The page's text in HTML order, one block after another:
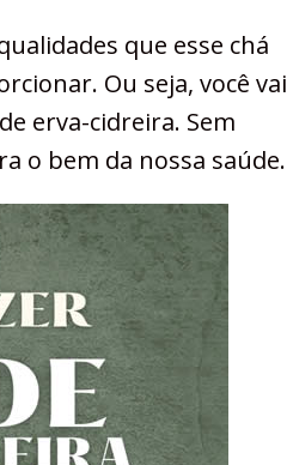
que esse chá
Ou seja, você vai
erva-cidreira. Sem
o bem da nossa saúde.